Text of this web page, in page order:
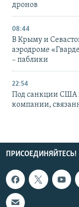
дронов
08:44
В Крыму и
аэродроме
– паблики
22:54
Под санкции США
компании,
ПРИСОЕДИНЯЙТЕСЬ!